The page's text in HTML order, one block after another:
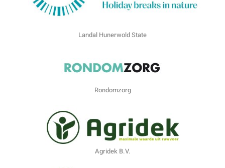
Landal Hunerwold State
Rondomzorg
Agridek B.V.